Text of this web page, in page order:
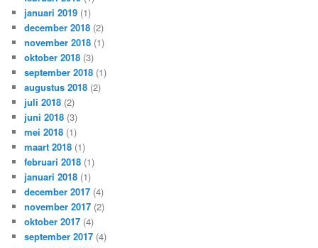
januari 2019 (1)
december 2018 (2)
november 2018 (1)
oktober 2018 (3)
september 2018 (1)
augustus 2018 (2)
juli 2018 (2)
juni 2018 (3)
mei 2018 (1)
maart 2018 (1)
februari 2018 (1)
januari 2018 (1)
december 2017 (4)
november 2017 (2)
oktober 2017 (4)
september 2017 (4)